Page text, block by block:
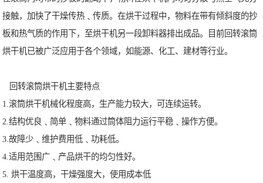
接触，加快了干燥传热﹑传质。在烘干过程中，物料在带有倾斜度的抄
板和热气质的作用下，至烘干机另一段卸料器排出成品。目前回转滚筒
烘干机已被广泛应用于各个领域，如能源、化工、建材等行业。
回转滚筒烘干机主要特点
1.滚筒烘干机械化程度高，生产能力较大，可连续运转。
2.结构优良﹑简单﹑物料通过筒体阻力运行平稳﹑操作方便。
3.故障少﹑维护费用低﹑功耗低。
4.适用范围广﹑产品烘干的均匀性好。
5. 烘干温度高，干燥强度大，使用成本低